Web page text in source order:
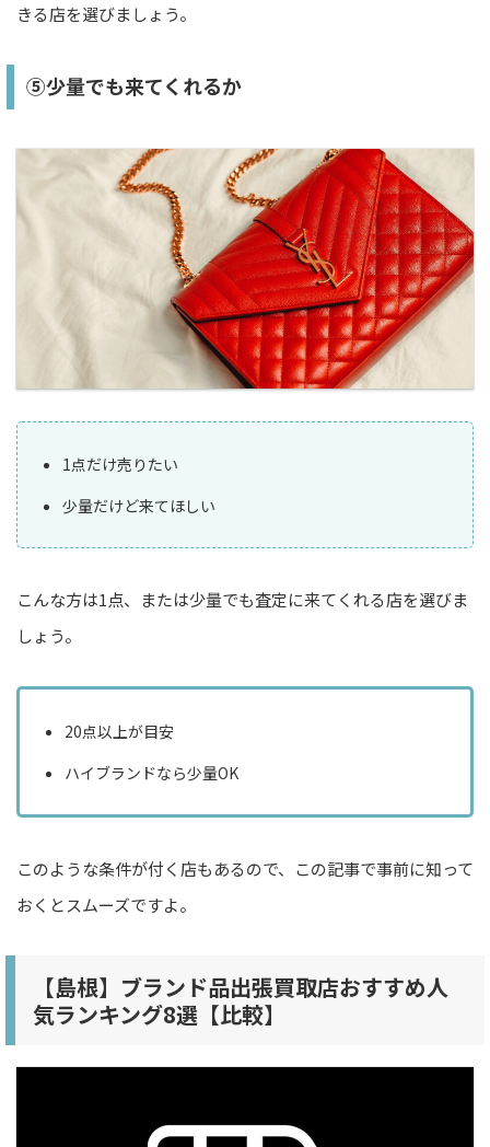
きる店を選びましょう。
⑤少量でも来てくれるか
1点だけ売りたい
少量だけど来てほしい
こんな方は1点、または少量でも査定に来てくれる店を選びま
しょう。
20点以上が目安
ハイブランドなら少量OK
このような条件が付く店もあるので、この記事で事前に知って
おくとスムーズですよ。
【島根】ブランド品出張買取店おすすめ人
気ランキング8選【比較】